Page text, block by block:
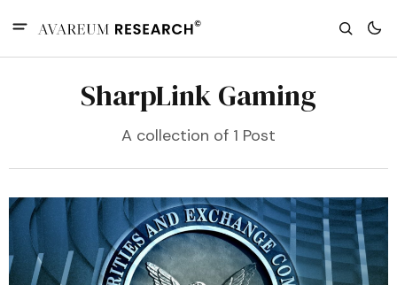
SharpLink Gaming
A collection of 1 Post